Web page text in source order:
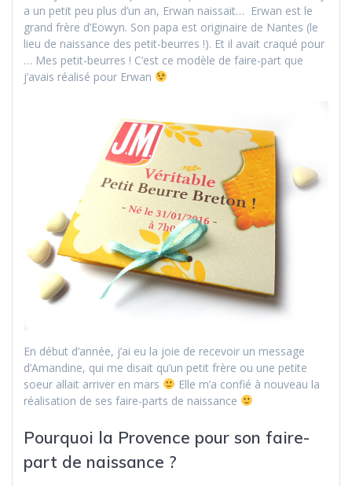
a un petit peu plus d’un an, Erwan naissait… Erwan est le
grand frère d’Eowyn. Son papa est originaire de Nantes (le
lieu de naissance des petit-beurres !). Et il avait craqué pour
… Mes petit-beurres ! C’est ce modèle de faire-part que
j’avais réalisé pour Erwan
En début d’année, j’ai eu la joie de recevoir un message
d’Amandine, qui me disait qu’un petit frère ou une petite
soeur allait arriver en mars
Elle m’a confié à nouveau la
réalisation de ses faire-parts de naissance
Pourquoi la Provence pour son faire-
part de naissance ?